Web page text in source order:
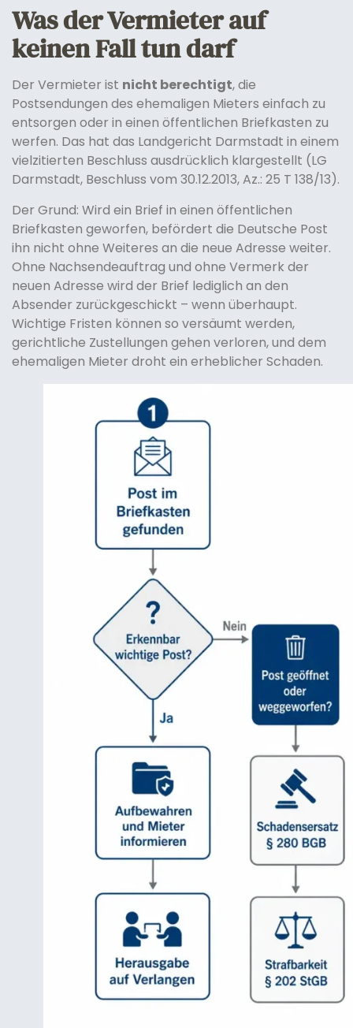
Was der Vermieter auf
keinen Fall tun darf
Der Vermieter ist nicht berechtigt, die
Postsendungen des ehemaligen Mieters einfach zu
entsorgen oder in einen öffentlichen Briefkasten zu
werfen. Das hat das Landgericht Darmstadt in einem
vielzitierten Beschluss ausdrücklich klargestellt (LG
Darmstadt, Beschluss vom 30.12.2013, Az.: 25 T 138/13).
Der Grund: Wird ein Brief in einen öffentlichen
Briefkasten geworfen, befördert die Deutsche Post
ihn nicht ohne Weiteres an die neue Adresse weiter.
Ohne Nachsendeauftrag und ohne Vermerk der
neuen Adresse wird der Brief lediglich an den
Absender zurückgeschickt – wenn überhaupt.
Wichtige Fristen können so versäumt werden,
gerichtliche Zustellungen gehen verloren, und dem
ehemaligen Mieter droht ein erheblicher Schaden.